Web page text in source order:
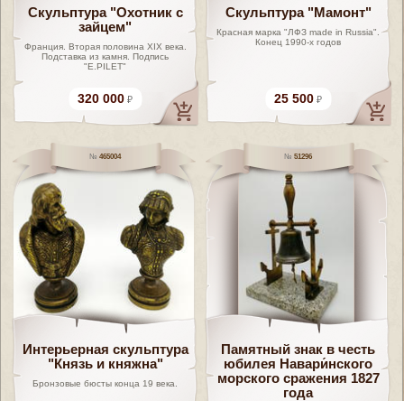
Скульптура "Охотник с
зайцем"
Франция. Вторая половина XIX века.
Подставка из камня. Подпись
"E.PILET"
320 000
Скульптура "Мамонт"
Красная марка "ЛФЗ made in Russia".
Конец 1990-х годов
25 500
465004
Интерьерная скульптура
"Князь и княжна"
Бронзовые бюсты конца 19 века.
51296
Памятный знак в честь
юбилея Навари́нского
морского сражения 1827
года